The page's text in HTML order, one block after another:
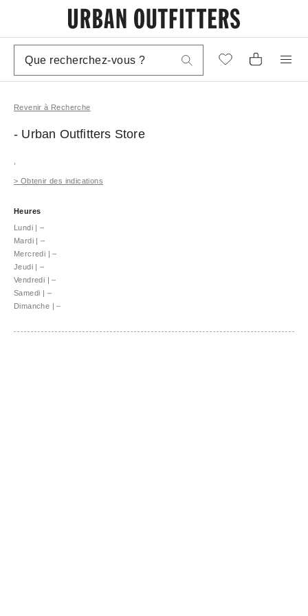
Revenir à Recherche
- Urban Outfitters Store
> Obtenir des indications
Heures
Lundi | –
Mardi | –
Mercredi | –
Jeudi | –
Vendredi | –
Samedi | –
Dimanche | –